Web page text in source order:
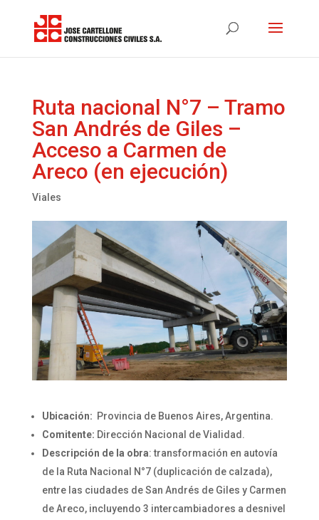
Ruta nacional N°7 – Tramo
San Andrés de Giles –
Acceso a Carmen de
Areco (en ejecución)
Viales
Ubicación: Provincia de Buenos Aires, Argentina.
Comitente: Dirección Nacional de Vialidad.
Descripción de la obra: transformación en autovía
de la Ruta Nacional N°7 (duplicación de calzada),
entre las ciudades de San Andrés de Giles y Carmen
de Areco, incluyendo 3 intercambiadores a desnivel